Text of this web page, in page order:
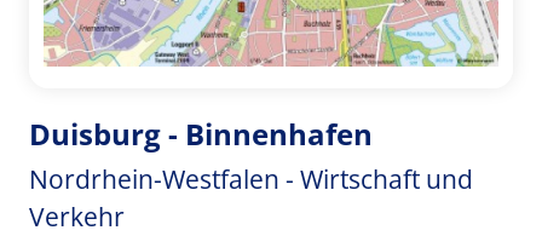
Duisburg - Binnenhafen
Nordrhein-Westfalen - Wirtschaft und
Verkehr